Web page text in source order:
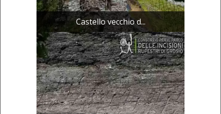
Castello vecchio d...